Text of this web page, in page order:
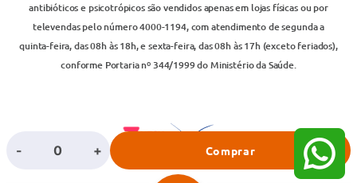
- + Comprar
antibióticos e psicotrópicos são vendidos apenas em lojas físicas ou por
televendas pelo número 4000-1194, com atendimento de segunda a
quinta-feira, das 08h às 18h, e sexta-feira, das 08h às 17h (exceto feriados),
conforme Portaria nº 344/1999 do Ministério da Saúde.